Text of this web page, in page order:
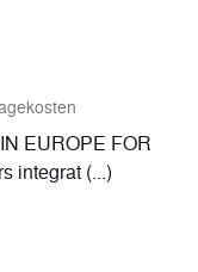
EUROPE FOR
integrat (...)